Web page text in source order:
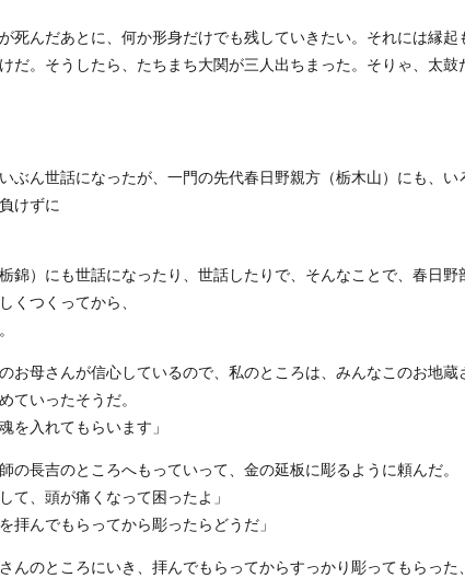
んだあとに、何か形身だけでも残していきたい。それには縁
だ。そうしたら、たちまち大関が三人出ちまった。そりゃ、太
ん世話になったが、一門の先代春日野親方（栃木山）にも、い
けずに
錦）にも世話になったり、世話したりで、そんなことで、春日
くつくってから、
お母さんが信心しているので、私のところは、みんなこのお地
ていったそうだ。
を入れてもらいます」
長吉のところへもっていって、金の延板に彫るように頼んだ。
て、頭が痛くなって困ったよ」
拝んでもらってから彫ったらどうだ」
のところにいき、拝んでもらってからすっかり彫ってもらっ